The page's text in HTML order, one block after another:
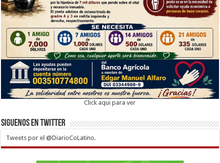
Click aqui para ver
Siguenos en twitter
Tweets por el @DiarioCoLatino.